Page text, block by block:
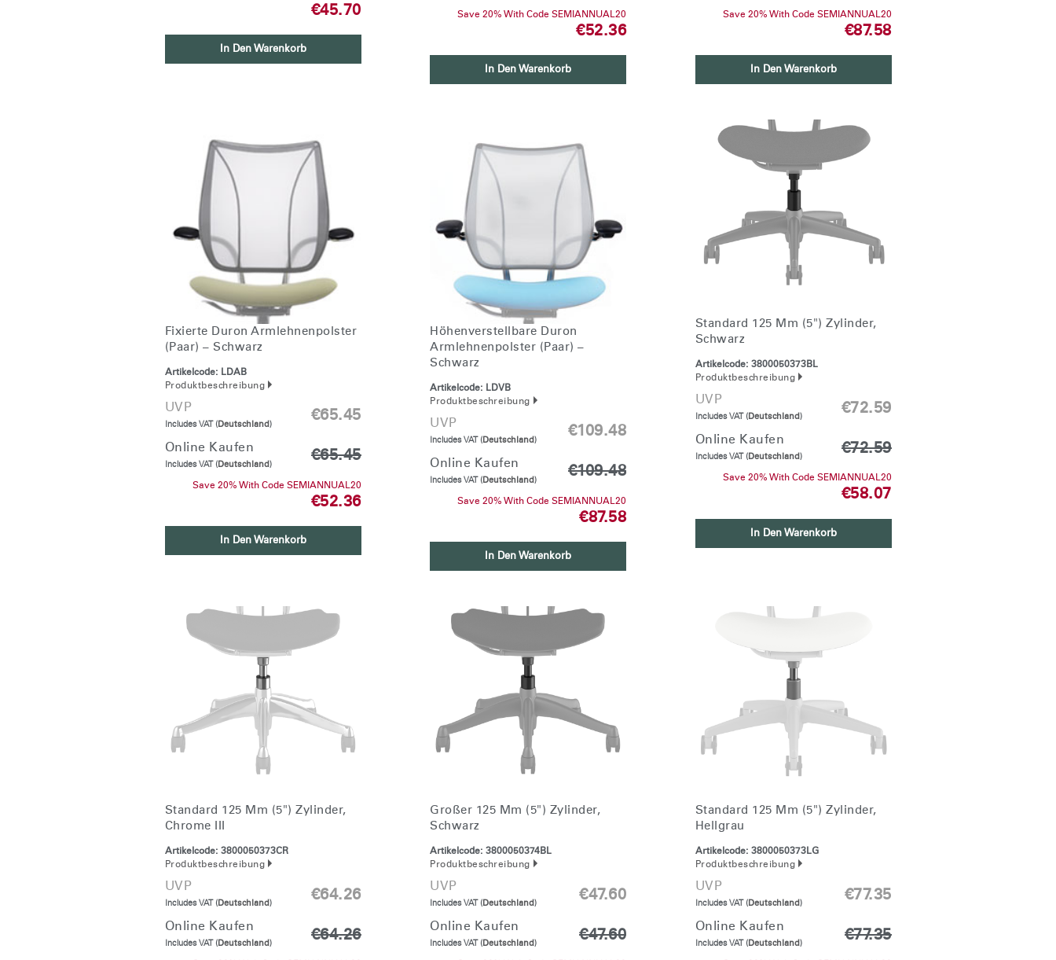
SIGN IN WITH SSO
Deutschland
Account erstellen
Artikelcode vorhanden?
EINGEBEN
Dialog
Box
€45.70
In Den Warenkorb
Save 20% With Code SEMIANNUAL20
€52.36
In Den Warenkorb
Save 20% With Code SEMIANNUAL20
€87.58
In Den Warenkorb
Fixierte Duron Armlehnenpolster
(Paar) – Schwarz
Artikelcode: LDAB
Produktbeschreibung
UVP
Includes VAT (Deutschland)
€65.45
Online Kaufen
Includes VAT (Deutschland)
€65.45
Save 20% With Code SEMIANNUAL20
€52.36
In Den Warenkorb
Höhenverstellbare Duron
Armlehnenpolster (Paar) –
Schwarz
Artikelcode: LDVB
Produktbeschreibung
UVP
Includes VAT (Deutschland)
€109.48
Online Kaufen
Includes VAT (Deutschland)
€109.48
Save 20% With Code SEMIANNUAL20
€87.58
In Den Warenkorb
Standard 125 Mm (5") Zylinder,
Schwarz
Artikelcode: 3800050373BL
Produktbeschreibung
UVP
Includes VAT (Deutschland)
€72.59
Online Kaufen
Includes VAT (Deutschland)
€72.59
Save 20% With Code SEMIANNUAL20
€58.07
In Den Warenkorb
Standard 125 Mm (5") Zylinder,
Chrome III
Artikelcode: 3800050373CR
Produktbeschreibung
UVP
Includes VAT (Deutschland )
€64.26
Online Kaufen
Includes VAT (Deutschland )
€64.26
Großer 125 Mm (5") Zylinder,
Schwarz
Artikelcode: 3800050374BL
Produktbeschreibung
UVP
Includes VAT (Deutschland )
€47.60
Online Kaufen
Includes VAT (Deutschland )
€47.60
Standard 125 Mm (5") Zylinder,
Hellgrau
Artikelcode: 3800050373LG
Produktbeschreibung
UVP
Includes VAT (Deutschland )
€77.35
Online Kaufen
Includes VAT (Deutschland )
€77.35